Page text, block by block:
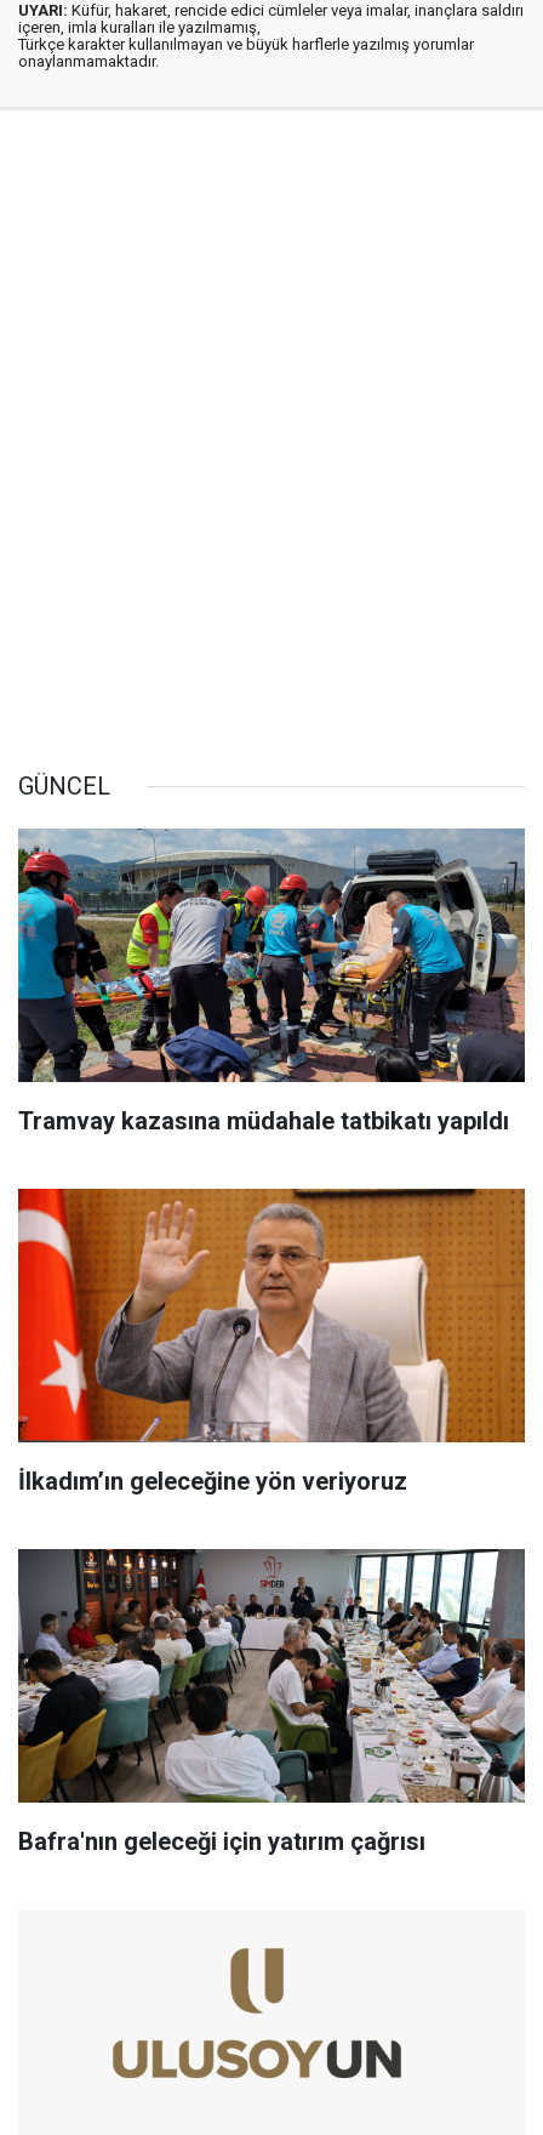
UYARI: Küfür, hakaret, rencide edici cümleler veya imalar, inançlara saldırı
içeren, imla kuralları ile yazılmamış,
Türkçe karakter kullanılmayan ve büyük harflerle yazılmış yorumlar
onaylanmamaktadır.
GÜNCEL
Tramvay kazasına müdahale tatbikatı yapıldı
İlkadım’ın geleceğine yön veriyoruz
Bafra'nın geleceği için yatırım çağrısı